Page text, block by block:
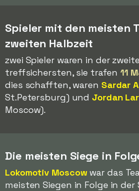
Spieler mit den meisten
zweiten Halbzeit
zwei Spieler waren in der
treffsichersten, sie trafen11
dies schafften, waren Sardar
St.Petersburg) und Jordan
Moscow).
Die meisten Siege in
Lokomotiv Moscowwar das
meisten Siegen in Folge in der